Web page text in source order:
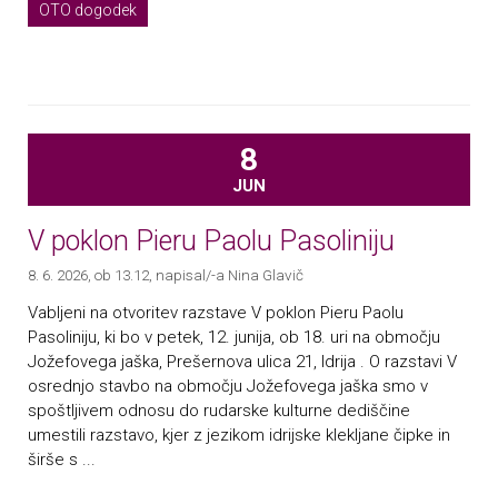
OTO dogodek
8
JUN
V poklon Pieru Paolu Pasoliniju
8. 6. 2026, ob 13.12 , napisal/-a Nina Glavič
Vabljeni na otvoritev razstave V poklon Pieru Paolu
Pasoliniju, ki bo v petek, 12. junija, ob 18. uri na območju
Jožefovega jaška, Prešernova ulica 21, Idrija . O razstavi V
osrednjo stavbo na območju Jožefovega jaška smo v
spoštljivem odnosu do rudarske kulturne dediščine
umestili razstavo, kjer z jezikom idrijske klekljane čipke in
širše s ...